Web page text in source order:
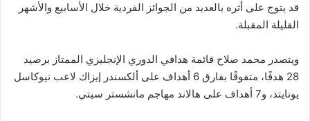
قد يتوج على أثره بالعديد من الجوائز الفردية خلال الأسابيع والأشهر
القليلة المقبلة.
ويتصدر محمد صلاح قائمة هدافي الدوري الإنجليزي الممتاز برصيد
28 هدفًا، متفوقًا بفارق 6 أهداف على ألكسندر إيزاك لاعب نيوكاسل
يونايتد، و7 أهداف على هالاند مهاجم مانشستر سيتي.